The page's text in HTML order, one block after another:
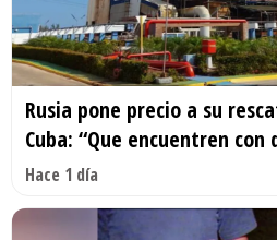
Rusia pone precio a su
Cuba: “Que encuentren con
Hace 1 día